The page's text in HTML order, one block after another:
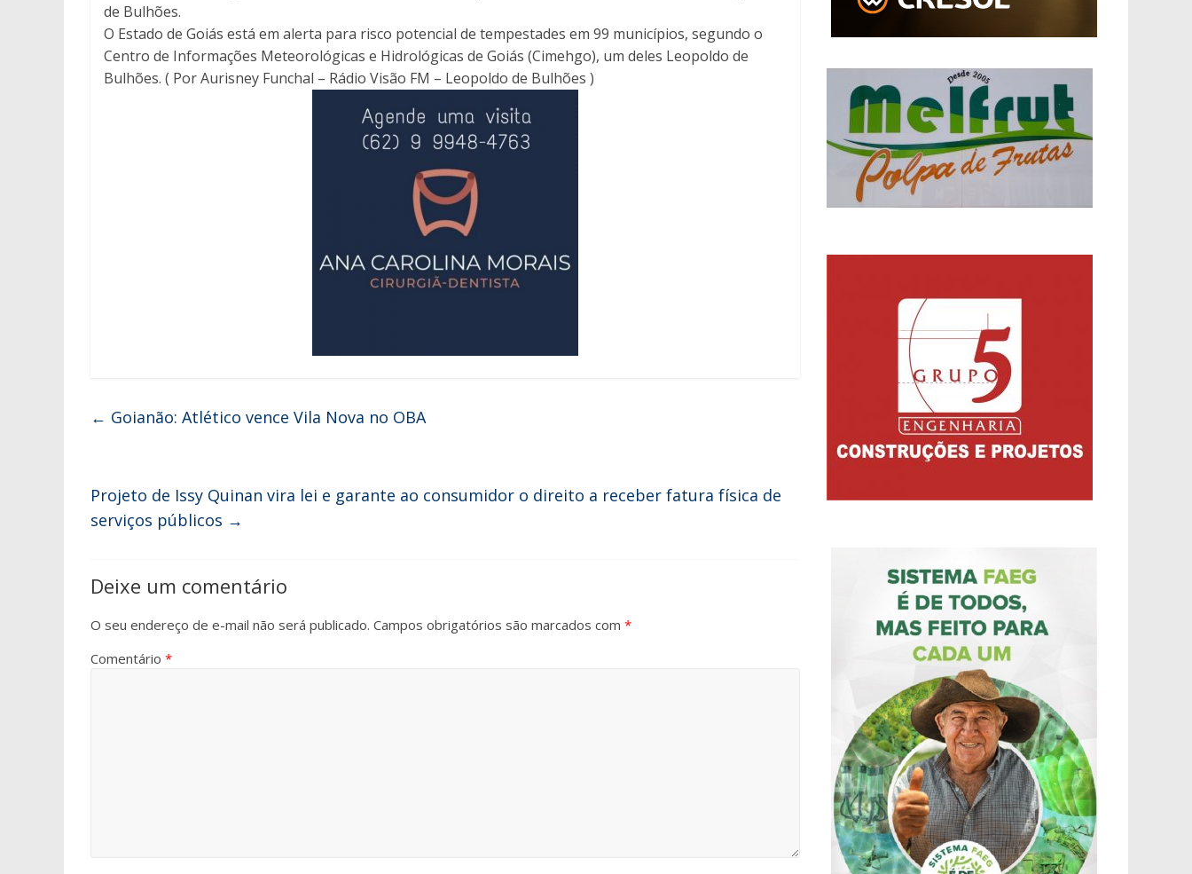
de Bulhões.
O Estado de Goiás está em alerta para risco potencial de tempestades em 99 municípios, segundo o
Centro de Informações Meteorológicas e Hidrológicas de Goiás (Cimehgo), um deles Leopoldo de
Bulhões. ( Por Aurisney Funchal – Rádio Visão FM – Leopoldo de Bulhões )
← Goianão: Atlético vence Vila Nova no OBA
Projeto de Issy Quinan vira lei e garante ao consumidor o direito a receber fatura física de
serviços públicos →
Deixe um comentário
O seu endereço de e-mail não será publicado. Campos obrigatórios são marcados com *
Comentário *